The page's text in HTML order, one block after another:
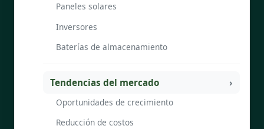
Paneles solares
Inversores
Baterías de almacenamiento
Tendencias del mercado
Oportunidades de crecimiento
Reducción de costos